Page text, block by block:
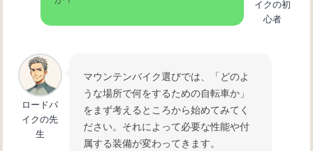
イクの初
心者
ロードバ
イクの先
生
マウンテンバイク選びでは、「どのよ
うな場所で何をするための自転車か」
をまず考えるところから始めてみてく
ださい。それによって必要な性能や付
属する装備が変わってきます。